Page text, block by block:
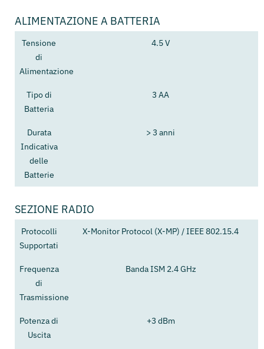
ALIMENTAZIONE A BATTERIA
Tensione
di
Alimentazione
4.5 V
Tipo di
Batteria
3 AA
Durata
Indicativa
delle
Batterie
> 3 anni
SEZIONE RADIO
Protocolli
Supportati
X-Monitor Protocol (X-MP) / IEEE 802.15.4
Frequenza
di
Trasmissione
Banda ISM 2.4 GHz
Potenza di
Uscita
+3 dBm